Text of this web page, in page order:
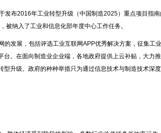
发布2016年工业转型升级（中国制造2025）重点项目指南
被纳入了工业和信息化部年度中心工作任务。
的发展，包括评选工业互联网APP优秀解决方案，征集工
台。在面向制造业企业端，各地政府提供上云补贴，大力
型升级。政府的种种举措只为通过信息技术与制造技术深